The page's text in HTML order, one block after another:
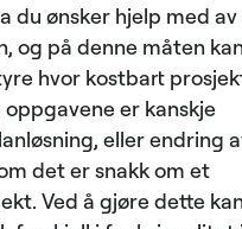
du ønsker hjelp med av
og på denne måten
hvor kostbart
er kanskje
eller endring
det er snakk om et
Ved å gjøre dette